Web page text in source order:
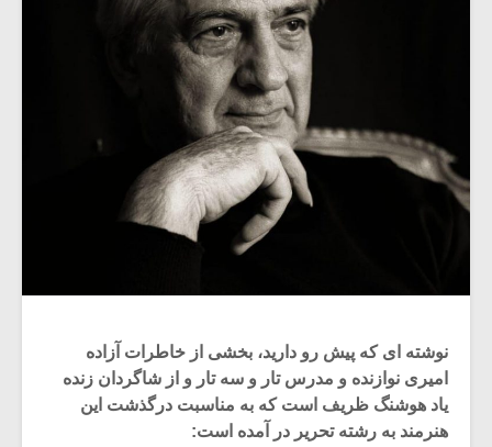
نوشته ای که پیش رو دارید، بخشی از خاطرات آزاده
امیری نوازنده و مدرس تار و سه تار و از شاگردان زنده
یاد هوشنگ ظریف است که به مناسبت درگذشت این
هنرمند به رشته تحریر در آمده است: